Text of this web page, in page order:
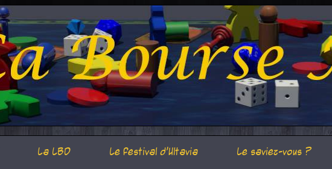
La LBD Le festival d'Ultavia Le saviez-vous ?